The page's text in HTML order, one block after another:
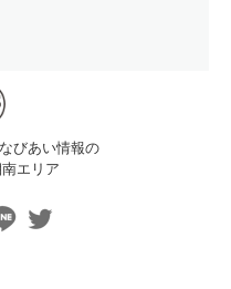
びあい情報の
エリア